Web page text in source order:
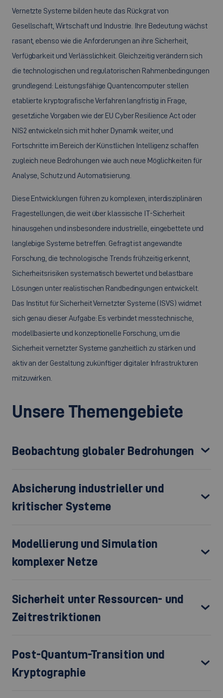
Vernetzte Systeme bilden heute das Rückgrat von
Gesellschaft, Wirtschaft und Industrie. Ihre Bedeutung wächst
rasant, ebenso wie die Anforderungen an ihre Sicherheit,
Verfügbarkeit und Verlässlichkeit. Gleichzeitig verändern sich
die technologischen und regulatorischen Rahmenbedingungen
grundlegend: Leistungsfähige Quantencomputer stellen
etablierte kryptografische Verfahren langfristig in Frage,
gesetzliche Vorgaben wie der EU Cyber Resilience Act oder
NIS2 entwickeln sich mit hoher Dynamik weiter, und
Fortschritte im Bereich der Künstlichen Intelligenz schaffen
zugleich neue Bedrohungen wie auch neue Möglichkeiten für
Analyse, Schutz und Automatisierung.
Diese Entwicklungen führen zu komplexen, interdisziplinären
Fragestellungen, die weit über klassische IT-Sicherheit
hinausgehen und insbesondere industrielle, eingebettete und
langlebige Systeme betreffen. Gefragt ist angewandte
Forschung, die technologische Trends frühzeitig erkennt,
Sicherheitsrisiken systematisch bewertet und belastbare
Lösungen unter realistischen Randbedingungen entwickelt.
Das Institut für Sicherheit Vernetzter Systeme (ISVS) widmet
sich genau dieser Aufgabe: Es verbindet messtechnische,
modellbasierte und konzeptionelle Forschung, um die
Sicherheit vernetzter Systeme ganzheitlich zu stärken und
aktiv an der Gestaltung zukünftiger digitaler Infrastrukturen
mitzuwirken.
Unsere Themengebiete
Beobachtung globaler Bedrohungen
Absicherung industrieller und
kritischer Systeme
Modellierung und Simulation
komplexer Netze
Sicherheit unter Ressourcen- und
Zeitrestriktionen
Post-Quantum-Transition und
Kryptographie